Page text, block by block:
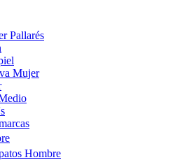
Pallarés
Mujer
Hombre